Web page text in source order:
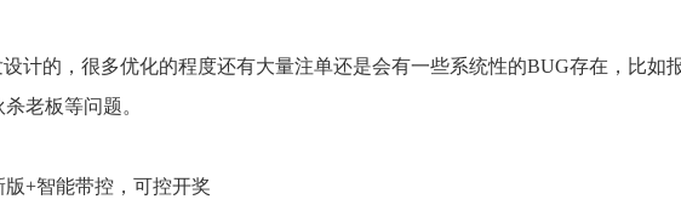
计的，很多优化的程度还有大量注单还是会有一些系统性的BUG存在，比如
老板等问题。
+智能带控，可控开奖